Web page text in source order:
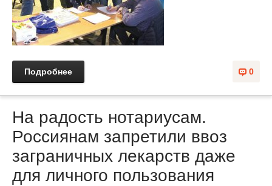
0
Подробнее
На радость нотариусам.
Россиянам запретили ввоз
заграничных лекарств даже
для личного пользования